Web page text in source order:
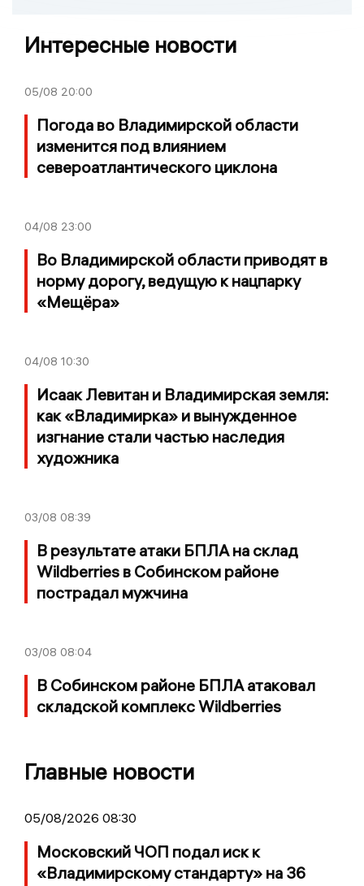
Интересные новости
05/08 20:00
Погода во Владимирской области
изменится под влиянием
североатлантического циклона
04/08 23:00
Во Владимирской области приводят в
норму дорогу, ведущую к нацпарку
«Мещёра»
04/08 10:30
Исаак Левитан и Владимирская земля:
как «Владимирка» и вынужденное
изгнание стали частью наследия
художника
03/08 08:39
В результате атаки БПЛА на склад
Wildberries в Собинском районе
пострадал мужчина
03/08 08:04
В Собинском районе БПЛА атаковал
складской комплекс Wildberries
Главные новости
05/08/2026 08:30
Московский ЧОП подал иск к
«Владимирскому стандарту» на 36